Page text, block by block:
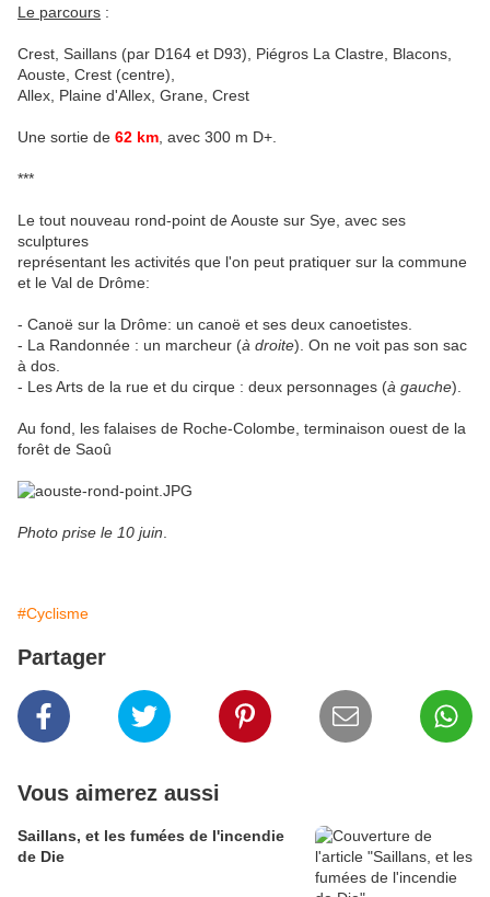
Le parcours :
Crest, Saillans (par D164 et D93), Piégros La Clastre, Blacons,
Aouste, Crest (centre),
Allex, Plaine d'Allex, Grane, Crest
Une sortie de 62 km , avec 300 m D+.
***
Le tout nouveau rond-point de Aouste sur Sye, avec ses
sculptures
représentant les activités que l'on peut pratiquer sur la commune
et le Val de Drôme:
- Canoë sur la Drôme: un canoë et ses deux canoetistes.
- La Randonnée : un marcheur (à droite). On ne voit pas son sac
à dos.
- Les Arts de la rue et du cirque : deux personnages (à gauche).
Au fond, les falaises de Roche-Colombe, terminaison ouest de la
forêt de Saoû
Photo prise le 10 juin
#Cyclisme
Partager
Vous aimerez aussi
Saillans, et les fumées de l'incendie
de Die